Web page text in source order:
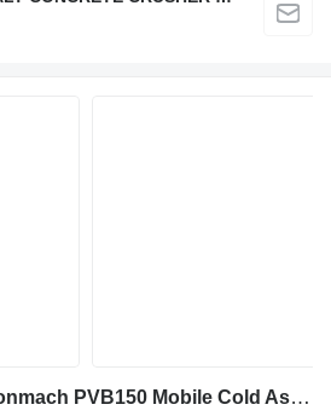
Polygonmach Polygonmach PVB150 Mobile Cold Asphalt & Emulsion Mixing